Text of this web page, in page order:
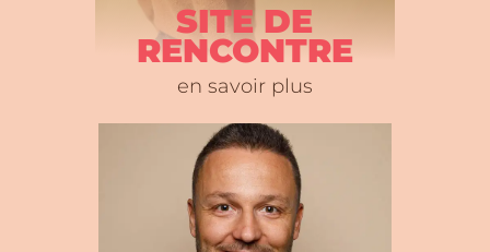
SITE DE
RENCONTRE
en savoir plus